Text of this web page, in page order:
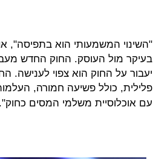
"השינוי המשמעותי הוא בתפיסה",
בעיקר מול העוסק. החוק החדש
יעבור על החוק הוא צפוי לענישה.
פלילית, כולל פשיעה חמורה,
עם אוכלוסיית משלמי המסים כחוק".